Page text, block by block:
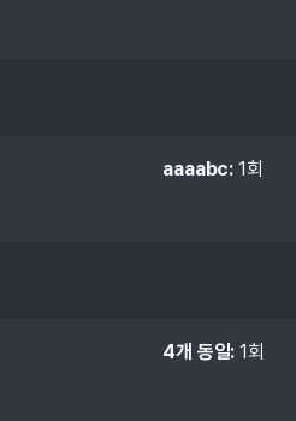
aaaabc: 1회
4개 동일: 1회